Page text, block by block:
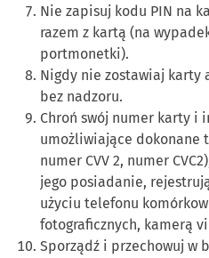
Nie zapisuj kodu PIN na
razem z kartą (na
portmonetki).
Nigdy nie zostawiaj karty
bez nadzoru.
Chroń swój numer karty i
umożliwiające dokonane
numer CVV 2, numer
jego posiadanie,
użyciu telefonu
fotograficznych, kamerą
Sporządź i przechowuj w